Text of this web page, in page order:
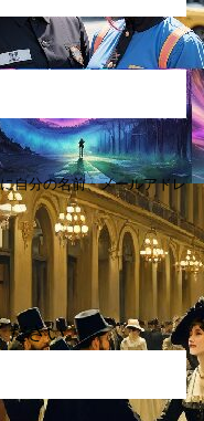
自分の名前、メールアドレ
ださい。